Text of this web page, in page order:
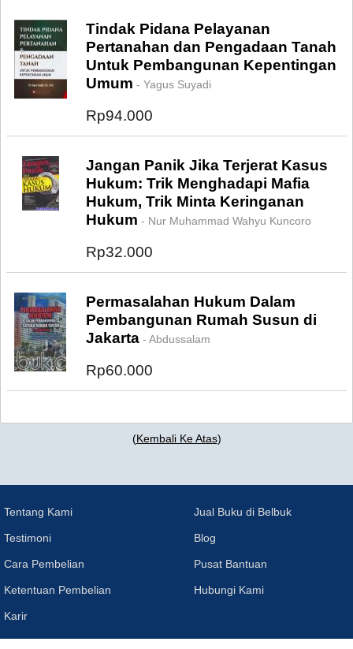
Tindak Pidana Pelayanan
Pertanahan dan Pengadaan Tanah
Untuk Pembangunan Kepentingan
Umum - Yagus Suyadi
Rp94.000
Jangan Panik Jika Terjerat Kasus
Hukum: Trik Menghadapi Mafia
Hukum, Trik Minta Keringanan
Hukum - Nur Muhammad Wahyu Kuncoro
Rp32.000
Permasalahan Hukum Dalam
Pembangunan Rumah Susun di
Jakarta - Abdussalam
Rp60.000
(Kembali Ke Atas)
Tentang Kami
Testimoni
Cara Pembelian
Ketentuan Pembelian
Karir
Jual Buku di Belbuk
Blog
Pusat Bantuan
Hubungi Kami